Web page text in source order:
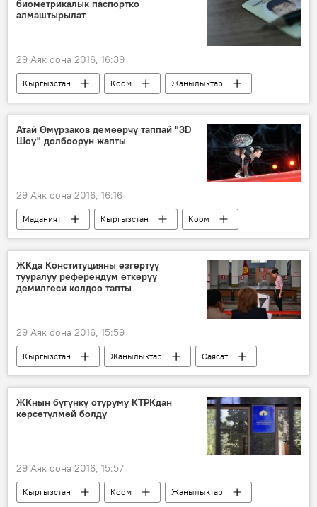
ардагерлер
күрөш
биометрикалык паспортко
алмаштырылат
29 Аяк оона 2016, 16:39
Кыргызстан Коом
Жаңылыктар
Тайырбек Сарпашев
паспорт
каттоо
Атай Өмүрзаков демөөрчү таппай "3D
Шоу" долбоорун жапты
29 Аяк оона 2016, 16:16
Маданият Кыргызстан
Коом
Жаңылыктар
Атай Өмүрзаков
бий
шоу каражат
ЖКда Конституцияны өзгөртүү
тууралуу референдум өткөрүү
демилгеси колдоо тапты
29 Аяк оона 2016, 15:59
Кыргызстан Жаңылыктар
Саясат
референдум
конституция
мыйзам
Референдум жолу менен Конституцияга өзгөртүүлөрдү киргизүү
ЖКнын бүгүнкү отуруму КТРКдан
көрсөтүлмөй болду
29 Аяк оона 2016, 15:57
Кыргызстан Коом
Жаңылыктар